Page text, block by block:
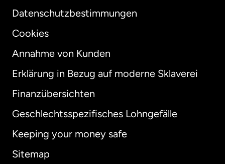
Datenschutzbestimmungen
Cookies
Annahme von Kunden
Erklärung in Bezug auf moderne Sklaverei
Finanzübersichten
Geschlechtsspezifisches Lohngefälle
Keeping your money safe
Sitemap
International English
Australien